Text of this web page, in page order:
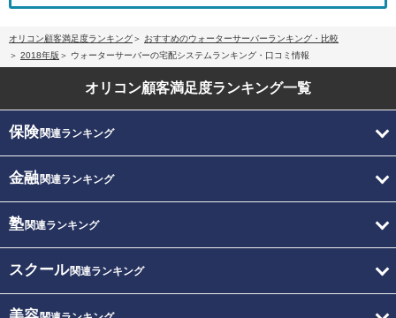
オリコン顧客満足度ランキング
おすすめのウォーターサーバーランキング・比較
2018年版
ウォーターサーバーの宅配システムランキング・口コミ情報
オリコン顧客満足度ランキング一覧
保険関連ランキング
金融関連ランキング
塾関連ランキング
スクール関連ランキング